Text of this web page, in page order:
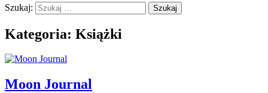
Szukaj:
Kategoria: Książki
Moon Journal